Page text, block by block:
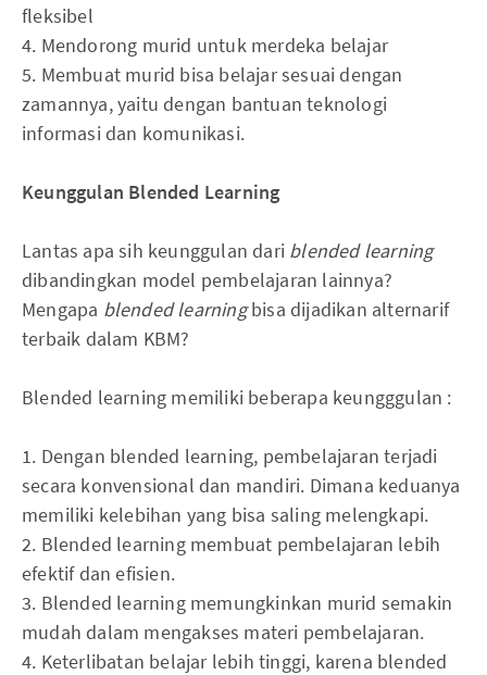
fleksibel
4. Mendorong murid untuk merdeka belajar
5. Membuat murid bisa belajar sesuai dengan
zamannya, yaitu dengan bantuan teknologi
informasi dan komunikasi.
Keunggulan Blended Learning
Lantas apa sih keunggulan dari blended learning
dibandingkan model pembelajaran lainnya?
Mengapa blended learningbisa dijadikan alternarif
terbaik dalam KBM?
Blended learning memiliki beberapa keungggulan :
1. Dengan blended learning, pembelajaran terjadi
secara konvensional dan mandiri. Dimana keduanya
memiliki kelebihan yang bisa saling melengkapi.
2. Blended learning membuat pembelajaran lebih
efektif dan efisien.
3. Blended learning memungkinkan murid semakin
mudah dalam mengakses materi pembelajaran.
4. Keterlibatan belajar lebih tinggi, karena blended